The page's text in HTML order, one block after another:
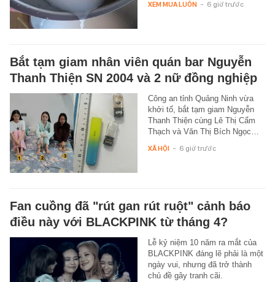
XEM MUA LUÔN - 6 giờ trước
Bắt tạm giam nhân viên quán bar Nguyễn
Thanh Thiện SN 2004 và 2 nữ đồng nghiệp
Công an tỉnh Quảng Ninh vừa
khởi tố, bắt tạm giam Nguyễn
Thanh Thiện cùng Lê Thị Cẩm
Thạch và Văn Thị Bích Ngọc…
XÃ HỘI - 6 giờ trước
Fan cuồng đã "rút gan rút ruột" cảnh báo
điều này với BLACKPINK từ tháng 4?
Lễ kỷ niệm 10 năm ra mắt của
BLACKPINK đáng lẽ phải là một
ngày vui, nhưng đã trở thành
chủ đề gây tranh cãi.